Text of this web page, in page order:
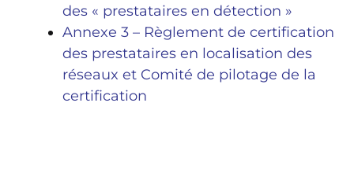
des « prestataires en détection »
Annexe 3 – Règlement de certification
des prestataires en localisation des
réseaux et Comité de pilotage de la
certification